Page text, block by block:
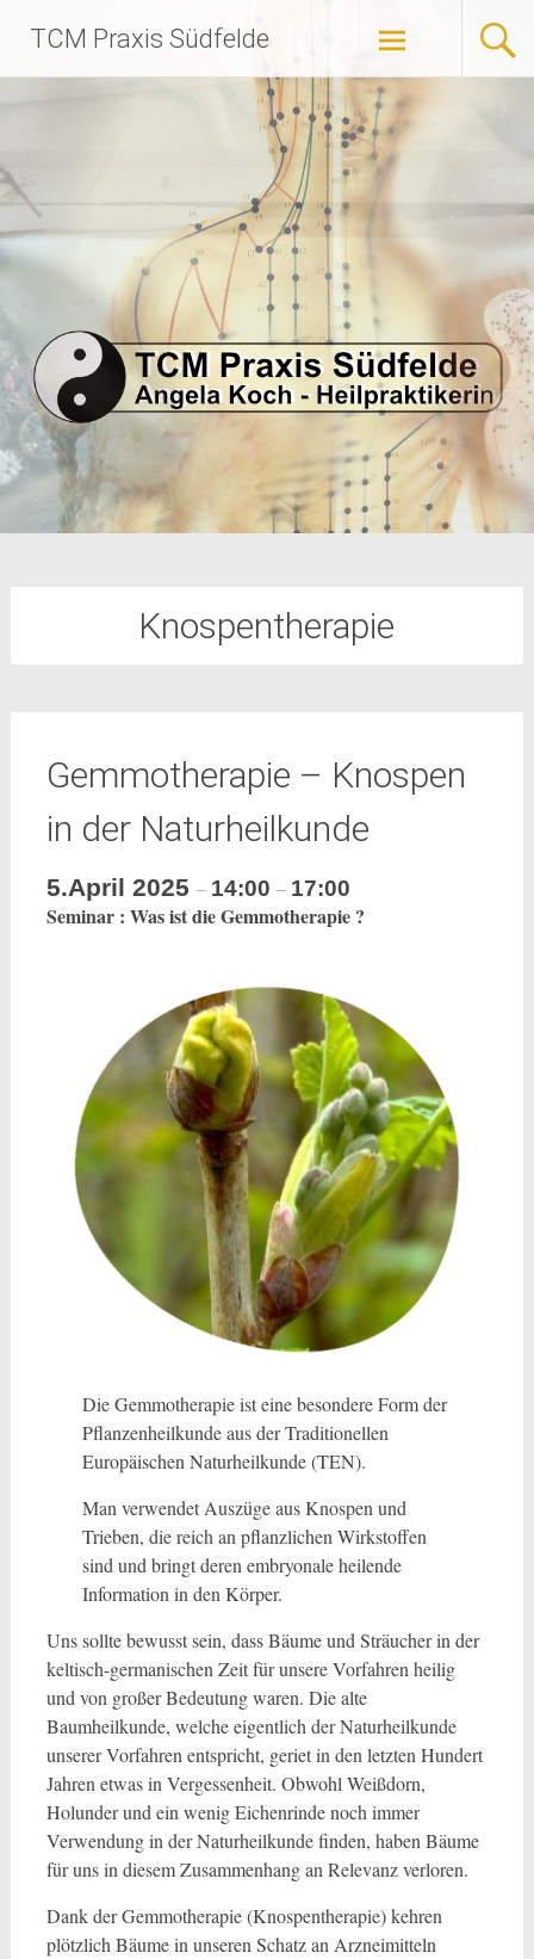
TCM Praxis Südfelde
Knospentherapie
Gemmotherapie – Knospen
in der Naturheilkunde
5.April 2025 – 14:00 – 17:00
Seminar : Was ist die Gemmotherapie ?
Die Gemmotherapie ist eine besondere Form der
Pflanzenheilkunde aus der Traditionellen
Europäischen Naturheilkunde (TEN).
Man verwendet Auszüge aus Knospen und
Trieben, die reich an pflanzlichen Wirkstoffen
sind und bringt deren embryonale heilende
Information in den Körper.
Uns sollte bewusst sein, dass Bäume und Sträucher in der
keltisch-germanischen Zeit für unsere Vorfahren heilig
und von großer Bedeutung waren. Die alte
Baumheilkunde, welche eigentlich der Naturheilkunde
unserer Vorfahren entspricht, geriet in den letzten Hundert
Jahren etwas in Vergessenheit. Obwohl Weißdorn,
Holunder und ein wenig Eichenrinde noch immer
Verwendung in der Naturheilkunde finden, haben Bäume
für uns in diesem Zusammenhang an Relevanz verloren.
Dank der Gemmotherapie (Knospentherapie) kehren
plötzlich Bäume in unseren Schatz an Arzneimitteln